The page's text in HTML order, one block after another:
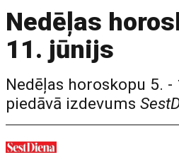
Nedēļas
11. jūnijs
Nedēļas horoskopu 5.
piedāvā izdevums